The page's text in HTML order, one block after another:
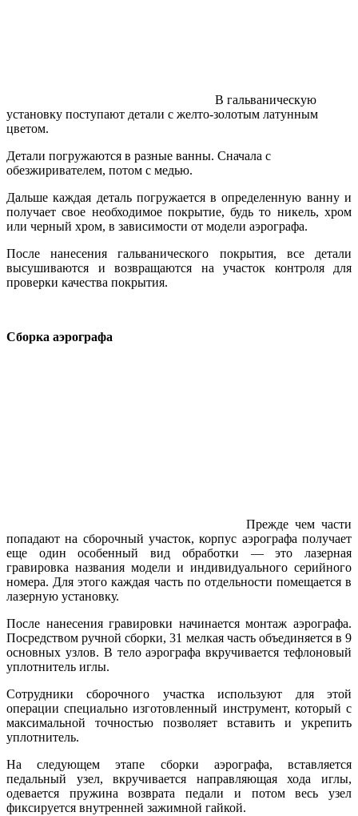
В гальваническую
установку поступают детали с желто-золотым латунным
цветом.
Детали погружаются в разные ванны. Сначала с
обезжиривателем, потом с медью.
Дальше каждая деталь погружается в определенную ванну и
получает свое необходимое покрытие, будь то никель, хром
или черный хром, в зависимости от модели аэрографа.
После нанесения гальванического покрытия, все детали
высушиваются и возвращаются на участок контроля для
проверки качества покрытия.
Сборка аэрографа
Прежде чем части
попадают на сборочный участок, корпус аэрографа получает
еще один особенный вид обработки — это лазерная
гравировка названия модели и индивидуального серийного
номера. Для этого каждая часть по отдельности помещается в
лазерную установку.
После нанесения гравировки начинается монтаж аэрографа.
Посредством ручной сборки, 31 мелкая часть объединяется в 9
основных узлов. В тело аэрографа вкручивается тефлоновый
уплотнитель иглы.
Сотрудники сборочного участка используют для этой
операции специально изготовленный инструмент, который с
максимальной точностью позволяет вставить и укрепить
уплотнитель.
На следующем этапе сборки аэрографа, вставляется
педальный узел, вкручивается направляющая хода иглы,
одевается пружина возврата педали и потом весь узел
фиксируется внутренней зажимной гайкой.